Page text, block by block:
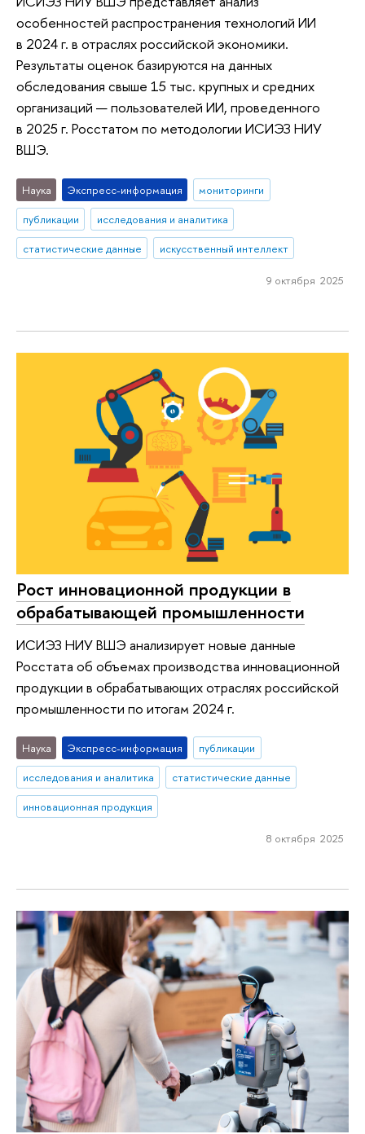
особенностей распространения технологий ИИ
в 2024 г. в отраслях российской экономики.
Результаты оценок базируются на данных
обследования свыше 15 тыс. крупных и средних
организаций — пользователей ИИ, проведенного
в 2025 г. Росстатом по методологии ИСИЭЗ НИУ
ВШЭ.
Наука Экспресс-информация
мониторинги
публикации
исследования и аналитика
статистические данные
искусственный интеллект
9 октября 2025
Рост инновационной продукции в
обрабатывающей промышленности
ИСИЭЗ НИУ ВШЭ анализирует новые данные
Росстата об объемах производства инновационной
продукции в обрабатывающих отраслях российской
промышленности по итогам 2024 г.
Наука Экспресс-информация
публикации
исследования и аналитика
статистические данные
инновационная продукция
8 октября 2025